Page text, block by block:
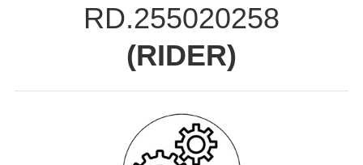
RD.255020258
(RIDER)